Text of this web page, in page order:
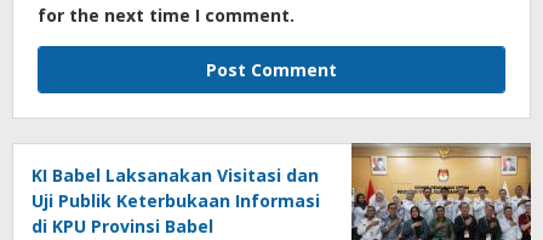
for the next time I comment.
KI Babel Laksanakan Visitasi dan
Uji Publik Keterbukaan Informasi
di KPU Provinsi Babel